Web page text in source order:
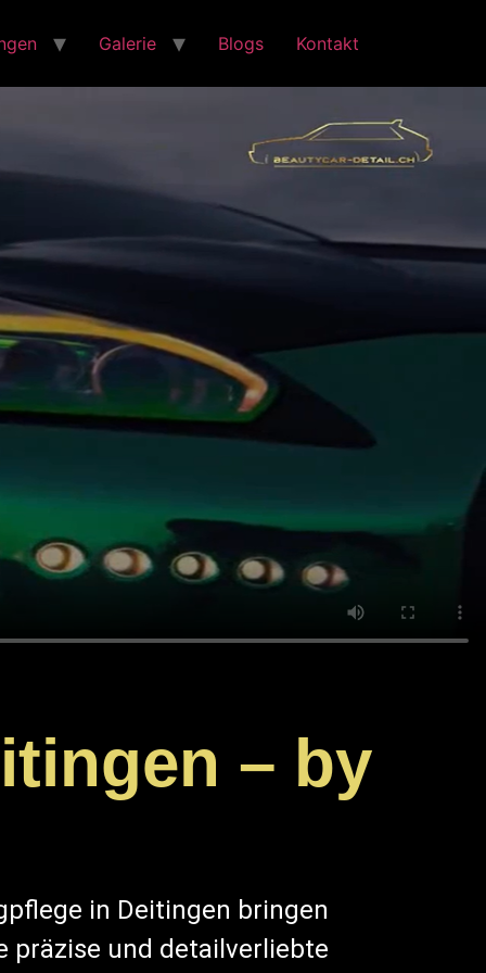
Galerie Blogs Kontakt
– by
in Deitingen bringen
präzise und detailverliebte